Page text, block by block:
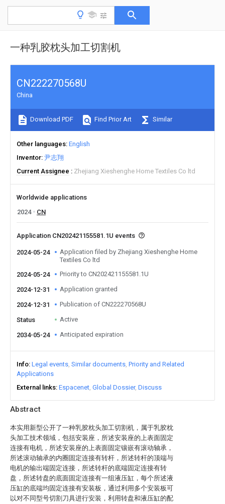
一种乳胶枕头加工切割机
Abstract
本实用新型公开了一种乳胶枕头加工切割机，属于乳胶枕
头加工技术领域，包括安装座，所述安装座的上表面固定
连接有电机，所述安装座的上表面固定镶嵌有滚动轴承，
所述滚动轴承的内圈固定连接有转杆，所述转杆的顶端与
电机的输出端固定连接，所述转杆的底端固定连接有转
盘，所述转盘的底面固定连接有一组液压缸，每个所述液
压缸的底端均固定连接有安装板，通过利用多个安装板可
以对不同型号切割刀具进行安装，利用转盘和液压缸的配
CN222270568U
China
Download PDF Find Prior Art Similar
Other languages English
Inventor 尹志翔
Current Assignee
Zhejiang Xieshenghe Home Textiles Co ltd
Worldwide applications
2024
CN
Application CN202421155581.1U events
2024-05-24
Application filed by Zhejiang Xieshenghe Home
Textiles Co ltd
2024-05-24
Priority to CN202421155581.1U
2024-12-31 Application granted
2024-12-31 Publication of CN222270568U
Status Active
2034-05-24 Anticipated expiration
Info Legal events Similar documents Priority and Related
Applications
External links Espacenet Global Dossier Discuss